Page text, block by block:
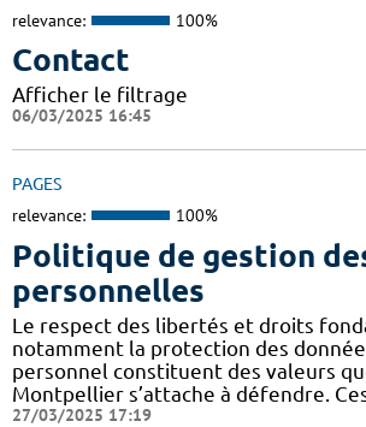
relevance: 100%
Contact
Afficher le filtrage
06/03/2025 16:45
PAGES
relevance: 100%
Politique de gestion
personnelles
Le respect des libertés et droits
notamment la protection des
personnel constituent des valeurs
Montpellier s’attache à défendre.
27/03/2025 17:19